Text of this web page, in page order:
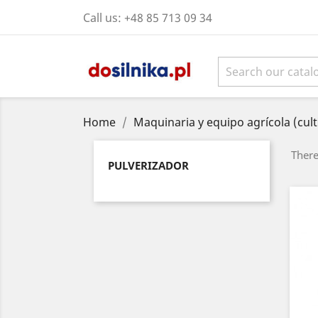
Call us: +48 85 713 09 34
Home Maquinaria y equipo agrícola
PULVERIZADOR